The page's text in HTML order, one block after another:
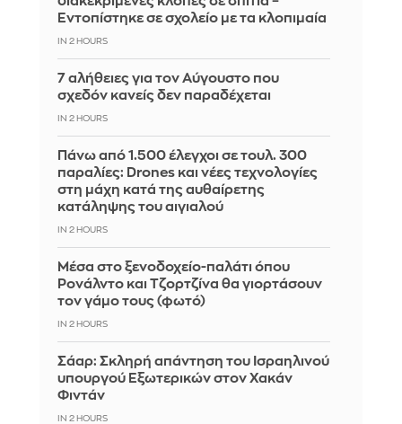
Εντοπίστηκε σε σχολείο με τα κλοπιμαία
IN 2 HOURS
7 αλήθειες για τον Αύγουστο που
σχεδόν κανείς δεν παραδέχεται
IN 2 HOURS
Πάνω από 1.500 έλεγχοι σε τουλ. 300
παραλίες: Drones και νέες τεχνολογίες
στη μάχη κατά της αυθαίρετης
κατάληψης του αιγιαλού
IN 2 HOURS
Μέσα στο ξενοδοχείο-παλάτι όπου
Ρονάλντο και Τζορτζίνα θα γιορτάσουν
τον γάμο τους (φωτό)
IN 2 HOURS
Σάαρ: Σκληρή απάντηση του Ισραηλινού
υπουργού Εξωτερικών στον Χακάν
Φιντάν
IN 2 HOURS